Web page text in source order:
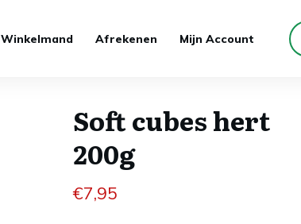
Winkelmand Afrekenen Mijn Account
Soft cubes hert
200g
€7,95